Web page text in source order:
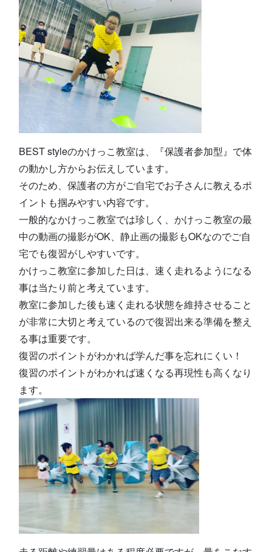
BEST styleのかけっこ教室は、『保護者参加型』で体
の動かし方からお伝えしています。
そのため、保護者の方がご自宅でお子さんに教えるポ
イントも掴みやすい内容です。
一般的なかけっこ教室では珍しく、かけっこ教室の最
中の動画の撮影がOK、静止画の撮影もOKなのでご自
宅でも復習がしやすいです。
かけっこ教室に参加した日は、速く走れるようになる
事は当たり前と考えています。
教室に参加した後も速く走れる状態を維持させること
が非常に大切と考えているので復習出来る準備を整え
る事は重要です。
復習のポイントがわかれば学んだ事を忘れにくい！
復習のポイントがわかれば速くなる再現性も高くなり
ます。